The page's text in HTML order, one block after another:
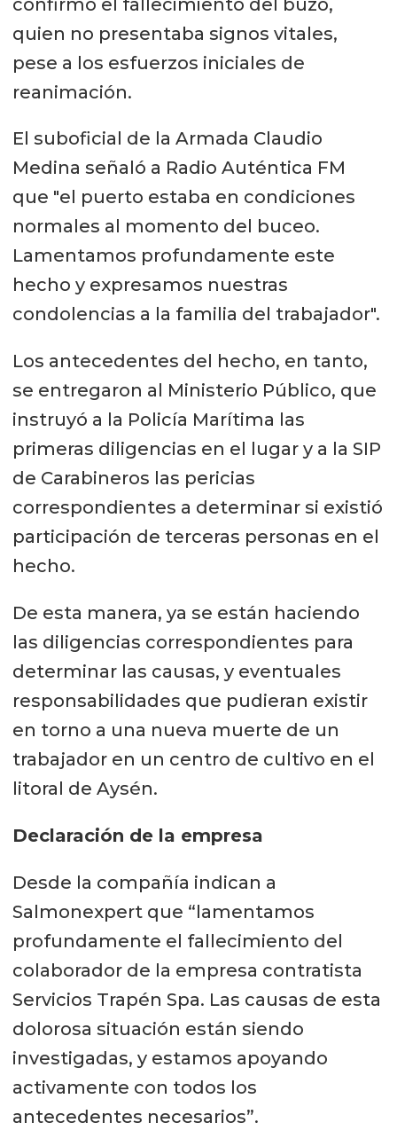
quien no presentaba signos vitales,
pese a los esfuerzos iniciales de
reanimación.
El suboficial de la Armada Claudio
Medina señaló a Radio Auténtica FM
que "el puerto estaba en condiciones
normales al momento del buceo.
Lamentamos profundamente este
hecho y expresamos nuestras
condolencias a la familia del trabajador".
Los antecedentes del hecho, en tanto,
se entregaron al Ministerio Público, que
instruyó a la Policía Marítima las
primeras diligencias en el lugar y a la SIP
de Carabineros las pericias
correspondientes a determinar si existió
participación de terceras personas en el
hecho.
De esta manera, ya se están haciendo
las diligencias correspondientes para
determinar las causas, y eventuales
responsabilidades que pudieran existir
en torno a una nueva muerte de un
trabajador en un centro de cultivo en el
litoral de Aysén.
Declaración de la empresa
Desde la compañía indican a
Salmonexpert que “lamentamos
profundamente el fallecimiento del
colaborador de la empresa contratista
Servicios Trapén Spa. Las causas de esta
dolorosa situación están siendo
investigadas, y estamos apoyando
activamente con todos los
antecedentes necesarios”.